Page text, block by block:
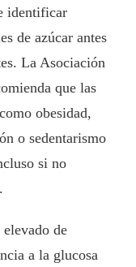
identificar
de azúcar antes
La Asociación
que las
obesidad,
o sedentarismo
si no
de
a la glucosa